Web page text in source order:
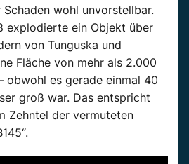
wohl unvorstellbar.
explodierte ein Objekt über
von Tunguska und
Fläche von mehr als 2.000
obwohl es gerade einmal 40
groß war. Das entspricht
Zehntel der vermuteten